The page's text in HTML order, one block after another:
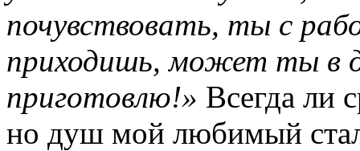
почувствовать, ты с
приходишь, может ты в
приготовлю!» Всегда ли
но душ мой любимый